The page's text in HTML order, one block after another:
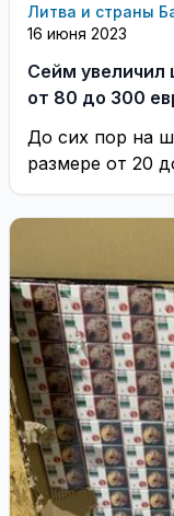
Литва и страны
16 июня 2023
Сейм увеличил
от 80 до 300
До сих пор на
размере от 20